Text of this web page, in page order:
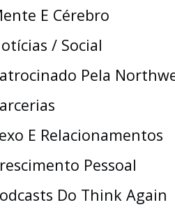
E Cérebro
/ Social
Pela
E Relacionamentos
Pessoal
Do Think Again